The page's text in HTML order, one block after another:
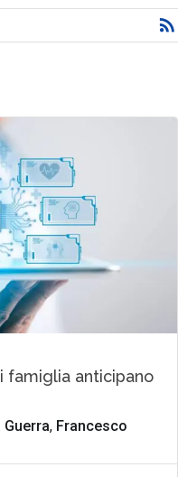
famiglia anticipano
Guerra, Francesco